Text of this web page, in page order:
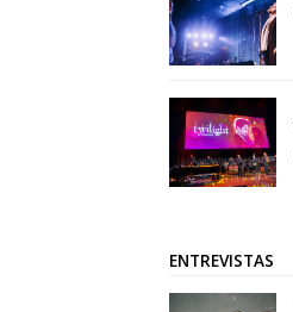
ENTREVISTAS